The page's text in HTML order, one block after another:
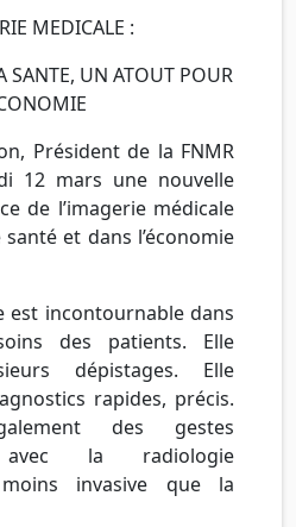
MEDICALE :
SANTE, UN ATOUT POUR
Président de la FNMR
12 mars une nouvelle
de l’imagerie médicale
et dans l’économie
est incontournable dans
des patients. Elle
dépistages. Elle
rapides, précis.
des gestes
avec la radiologie
moins invasive que la